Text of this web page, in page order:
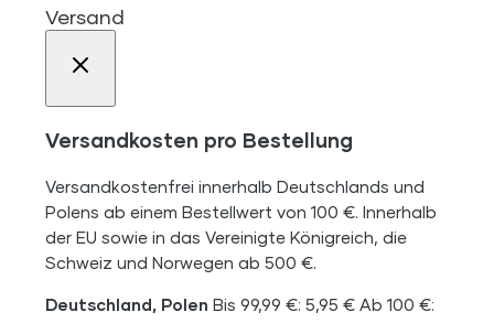
Versand
Versandkosten pro Bestellung
Versandkostenfrei innerhalb Deutschlands und
Polens ab einem Bestellwert von 100 €. Innerhalb
der EU sowie in das Vereinigte Königreich, die
Schweiz und Norwegen ab 500 €.
Deutschland, Polen Bis 99,99 €: 5,95 € Ab 100 €: